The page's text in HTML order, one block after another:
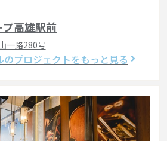
高雄駅前
一路280号
のプロジェクトをもっと見る